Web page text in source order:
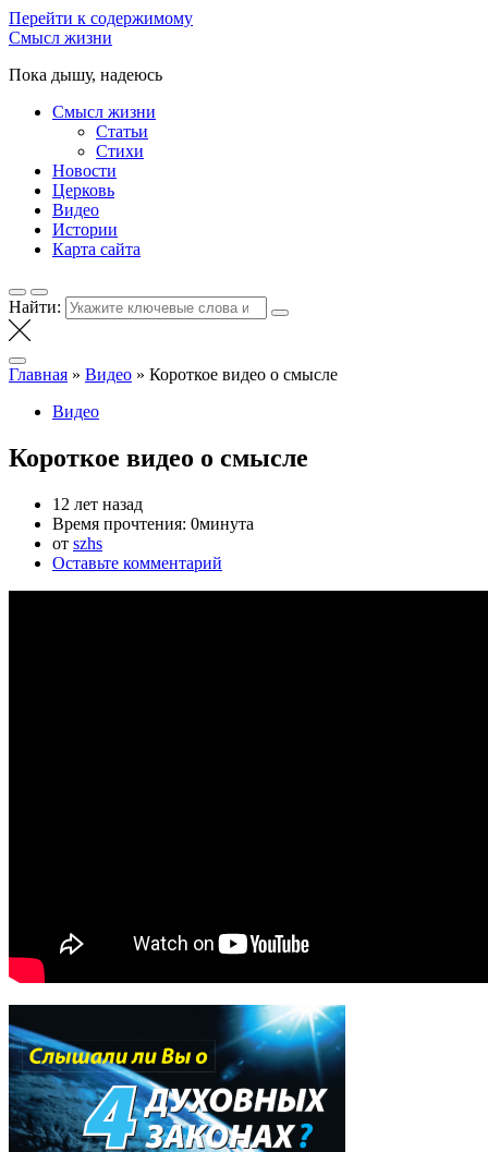
Перейти к содержимому
Смысл жизни
Пока дышу, надеюсь
Смысл жизни
Статьи
Стихи
Новости
Церковь
Видео
Истории
Карта сайта
Найти:
Главная » Видео » Короткое видео о смысле
Видео
Короткое видео о смысле
12 лет назад
Время прочтения: 0минута
от szhs
Оставьте комментарий